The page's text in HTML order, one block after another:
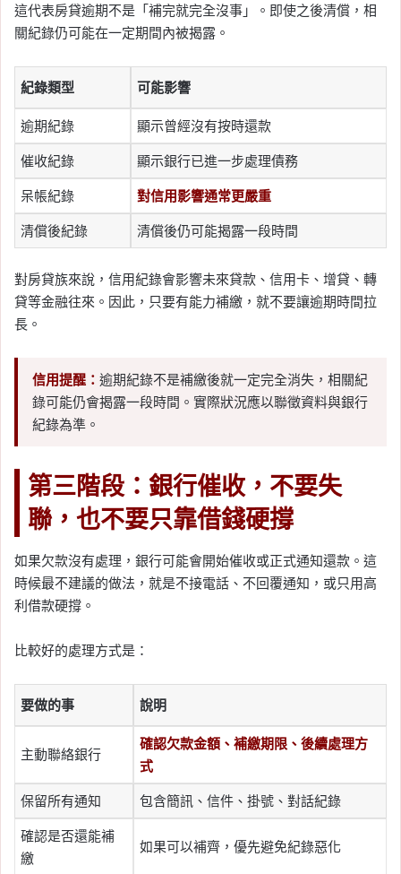
這代表房貸逾期不是「補完就完全沒事」。即使之後清償，相
關紀錄仍可能在一定期間內被揭露。
紀錄類型 可能影響
逾期紀錄 顯示曾經沒有按時還款
催收紀錄 顯示銀行已進一步處理債務
呆帳紀錄 對信用影響通常更嚴重
清償後紀錄 清償後仍可能揭露一段時間
對房貸族來說，信用紀錄會影響未來貸款、信用卡、增貸、轉
貸等金融往來。因此，只要有能力補繳，就不要讓逾期時間拉
長。
信用提醒： 逾期紀錄不是補繳後就一定完全消失，相關紀
錄可能仍會揭露一段時間。實際狀況應以聯徵資料與銀行
紀錄為準。
第三階段：銀行催收，不要失
聯，也不要只靠借錢硬撐
如果欠款沒有處理，銀行可能會開始催收或正式通知還款。這
時候最不建議的做法，就是不接電話、不回覆通知，或只用高
利借款硬撐。
比較好的處理方式是：
要做的事 說明
主動聯絡銀行
確認欠款金額、補繳期限、後續處理方
式
保留所有通知 包含簡訊、信件、掛號、對話紀錄
確認是否還能補
繳
如果可以補齊，優先避免紀錄惡化